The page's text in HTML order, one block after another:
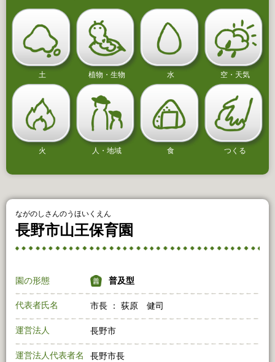
土 植物・生物 水 空・天気
火 人・地域 食 つくる
ながのしさんのうほいくえん
長野市山王保育園
園の形態 普及型
代表者氏名 市長 ： 荻原 健司
運営法人 長野市
運営法人代表者名 長野市長